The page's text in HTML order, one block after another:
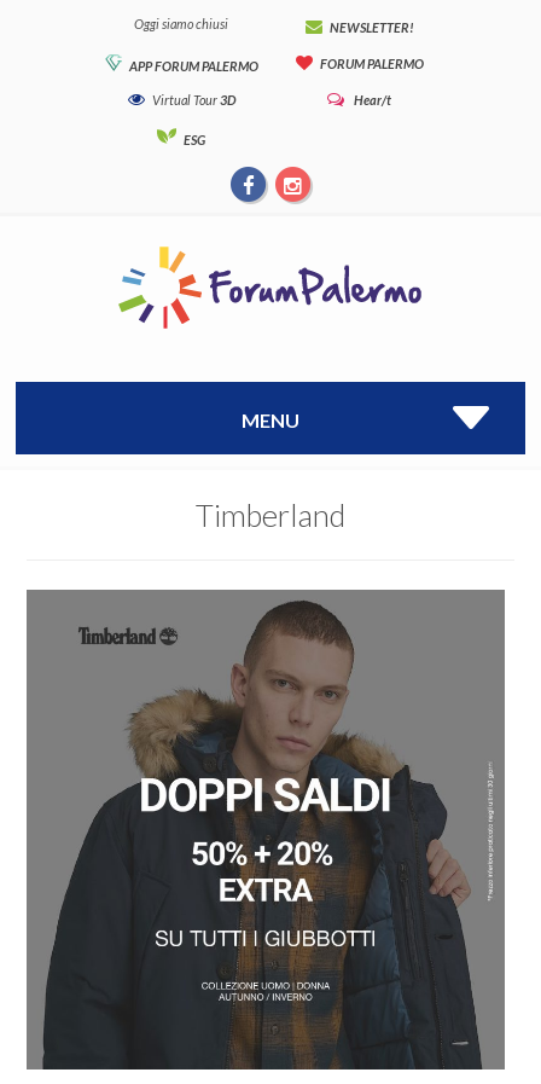
Oggi siamo chiusi NEWSLETTER!
APP FORUM PALERMO FORUM PALERMO
Virtual Tour3D Hear/t
ESG
MENU
Timberland